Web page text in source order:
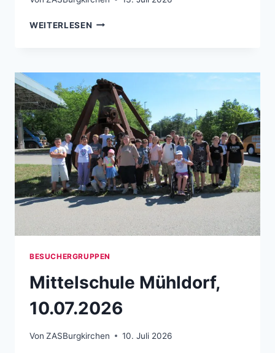
WEITERLESEN MITTELSCHULE MÜHLDORF, 13.07.2026
BESUCHERGRUPPEN
Mittelschule Mühldorf,
10.07.2026
Von ZASBurgkirchen 10. Juli 2026